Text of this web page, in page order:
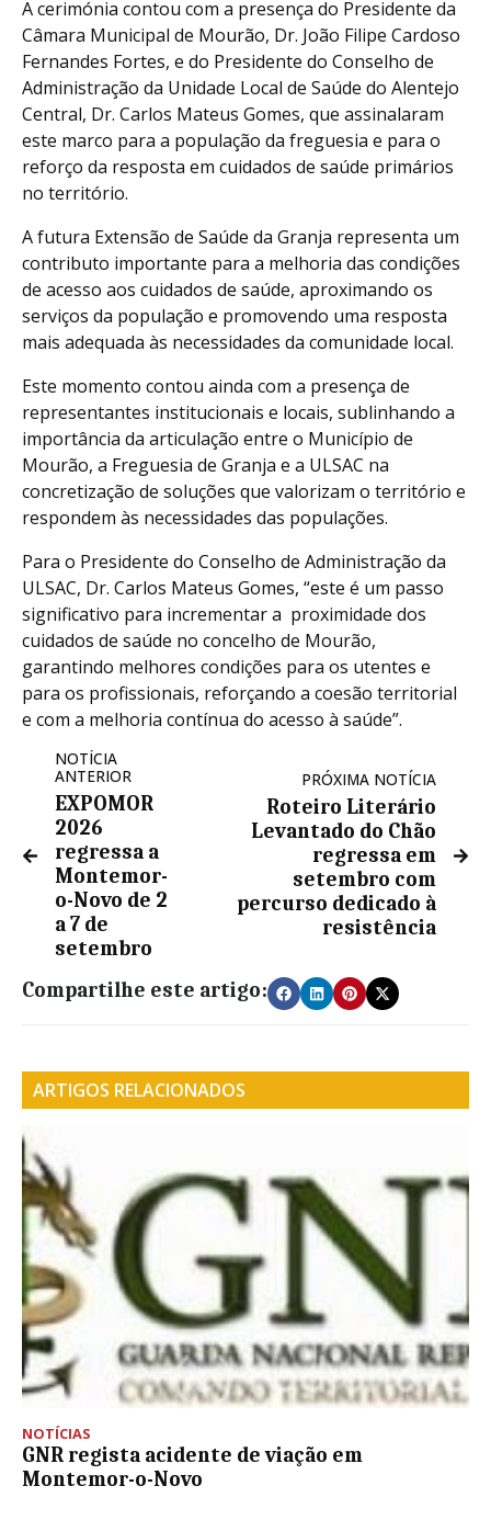
A cerimónia contou com a presença do Presidente da
Câmara Municipal de Mourão, Dr. João Filipe Cardoso
Fernandes Fortes, e do Presidente do Conselho de
Administração da Unidade Local de Saúde do Alentejo
Central, Dr. Carlos Mateus Gomes, que assinalaram
este marco para a população da freguesia e para o
reforço da resposta em cuidados de saúde primários
no território.
A futura Extensão de Saúde da Granja representa um
contributo importante para a melhoria das condições
de acesso aos cuidados de saúde, aproximando os
serviços da população e promovendo uma resposta
mais adequada às necessidades da comunidade local.
Este momento contou ainda com a presença de
representantes institucionais e locais, sublinhando a
importância da articulação entre o Município de
Mourão, a Freguesia de Granja e a ULSAC na
concretização de soluções que valorizam o território e
respondem às necessidades das populações.
Para o Presidente do Conselho de Administração da
ULSAC, Dr. Carlos Mateus Gomes, “este é um passo
significativo para incrementar a proximidade dos
cuidados de saúde no concelho de Mourão,
garantindo melhores condições para os utentes e
para os profissionais, reforçando a coesão territorial
e com a melhoria contínua do acesso à saúde”.
NOTÍCIA
ANTERIOR
EXPOMOR
2026
regressa a
Montemor-
o-Novo de 2
a 7 de
setembro
PRÓXIMA NOTÍCIA
Roteiro Literário
Levantado do Chão
regressa em
setembro com
percurso dedicado à
resistência
Compartilhe este artigo:
ARTIGOS RELACIONADOS
NOTÍCIAS
GNR regista acidente de viação em
Montemor-o-Novo